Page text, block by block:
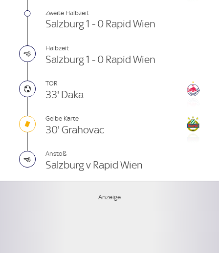
Zweite Halbzeit
Salzburg 1 - 0 Rapid Wien
Halbzeit
Salzburg 1 - 0 Rapid Wien
TOR
33' Daka
Gelbe Karte
30' Grahovac
Anstoß
Salzburg v Rapid Wien